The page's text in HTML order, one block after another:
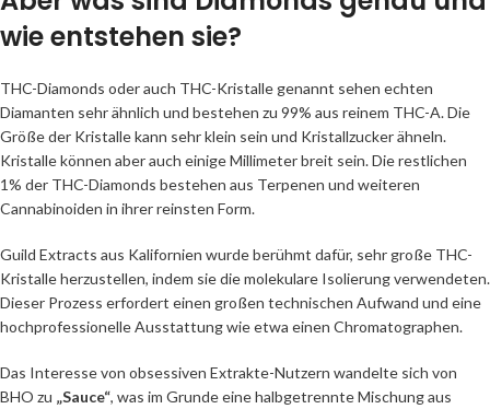
wie entstehen sie?
THC-Diamonds oder auch THC-Kristalle genannt sehen echten
Diamanten sehr ähnlich und bestehen zu 99% aus reinem THC-A. Die
Größe der Kristalle kann sehr klein sein und Kristallzucker ähneln.
Kristalle können aber auch einige Millimeter breit sein. Die restlichen
1% der THC-Diamonds bestehen aus Terpenen und weiteren
Cannabinoiden in ihrer reinsten Form.
Guild Extracts aus Kalifornien wurde berühmt dafür, sehr große THC-
Kristalle herzustellen, indem sie die molekulare Isolierung verwendeten.
Dieser Prozess erfordert einen großen technischen Aufwand und eine
hochprofessionelle Ausstattung wie etwa einen Chromatographen.
Das Interesse von obsessiven Extrakte-Nutzern wandelte sich von
BHO zu „Sauce“, was im Grunde eine halbgetrennte Mischung aus